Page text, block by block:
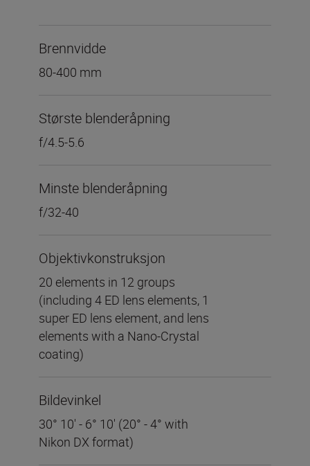
Brennvidde
80-400 mm
Største blenderåpning
f/4.5-5.6
Minste blenderåpning
f/32-40
Objektivkonstruksjon
20 elements in 12 groups
(including 4 ED lens elements, 1
super ED lens element, and lens
elements with a Nano-Crystal
coating)
Bildevinkel
30° 10′ - 6° 10′ (20° - 4° with
Nikon DX format)